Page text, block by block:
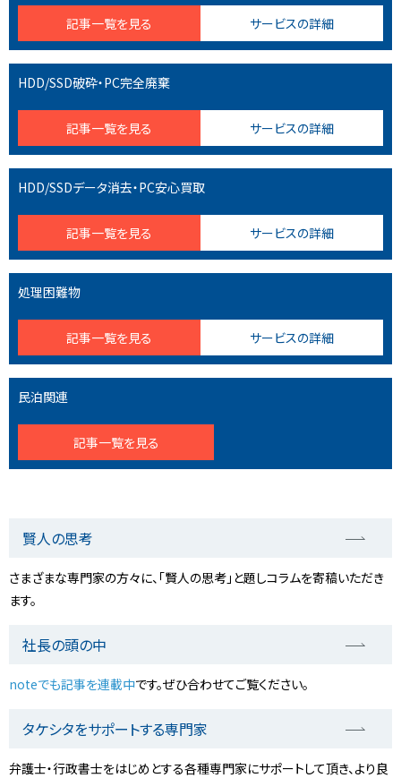
記事一覧を見る サービスの詳細
HDD/SSD破砕・PC完全廃棄
記事一覧を見る サービスの詳細
HDD/SSDデータ消去・PC安心買取
記事一覧を見る サービスの詳細
処理困難物
記事一覧を見る サービスの詳細
民泊関連
記事一覧を見る
賢人の思考
さまざまな専門家の方々に、「賢人の思考」と題しコラムを寄稿いただき
ます。
社長の頭の中
noteでも記事を連載中です。ぜひ合わせてご覧ください。
タケシタをサポートする専門家
弁護士・行政書士をはじめとする各種専門家にサポートして頂き、より良